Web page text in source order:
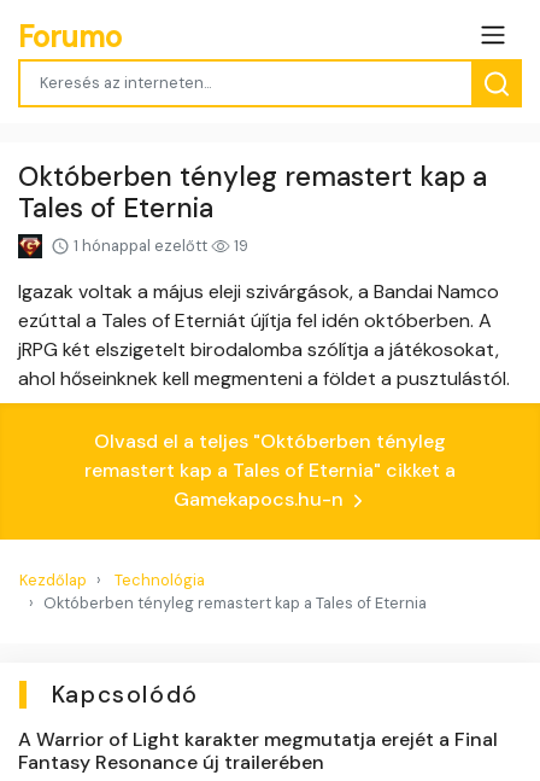
Forumo
Októberben tényleg remastert kap a
Tales of Eternia
1 hónappal ezelőtt 19
Igazak voltak a május eleji szivárgások, a Bandai Namco
ezúttal a Tales of Eterniát újítja fel idén októberben. A
jRPG két elszigetelt birodalomba szólítja a játékosokat,
ahol hőseinknek kell megmenteni a földet a pusztulástól.
Olvasd el a teljes "Októberben tényleg
remastert kap a Tales of Eternia" cikket a
Gamekapocs.hu-n
Kezdőlap
Technológia
Októberben tényleg remastert kap a Tales of Eternia
Kapcsolódó
A Warrior of Light karakter megmutatja erejét a Final
Fantasy Resonance új trailerében